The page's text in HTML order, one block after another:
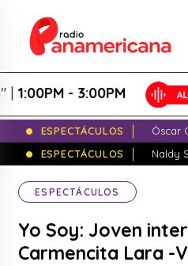
- 3:00PM
ESPECTÁCULOS
Óscar
ESPECTÁCULOS
Naldy
ESPECTÁCULOS
Yo Soy: Joven
Carmencita Lara -